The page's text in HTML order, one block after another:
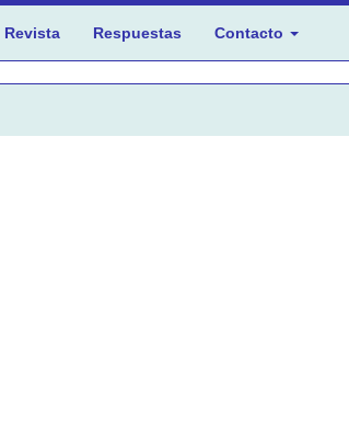
Revista Respuestas Contacto